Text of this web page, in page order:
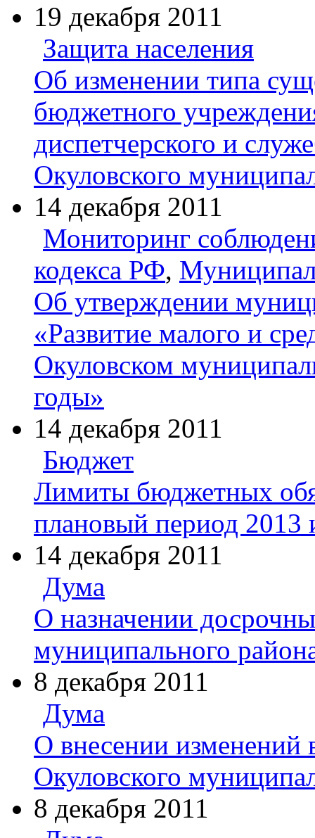
19 декабря 2011
Защита населения
Об изменении типа
бюджетного
диспетчерского и
Окуловского
14 декабря 2011
Мониторинг
кодекса РФ,
Об утверждении
«Развитие малого и
Окуловском
годы»
14 декабря 2011
Бюджет
Лимиты бюджетных
плановый период 2013
14 декабря 2011
Дума
О назначении
муниципального
8 декабря 2011
Дума
О внесении изменений
Окуловского
8 декабря 2011